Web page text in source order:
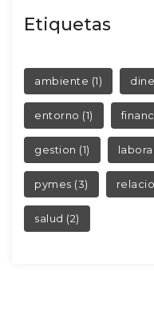
Etiqueta
ambiente (1)
entorno (1)
gestion (1) laboral
pyme (3)
alud (2)